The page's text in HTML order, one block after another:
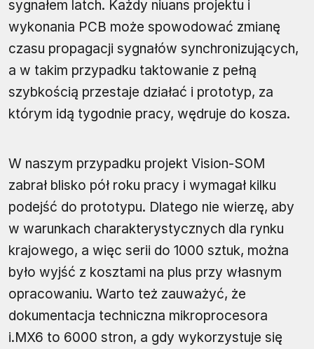
sygnałem latch. Każdy niuans projektu i
wykonania PCB może spowodować zmianę
czasu propagacji sygnałów synchronizujących,
a w takim przypadku taktowanie z pełną
szybkością przestaje działać i prototyp, za
którym idą tygodnie pracy, wędruje do kosza.
W naszym przypadku projekt Vision-SOM
zabrał blisko pół roku pracy i wymagał kilku
podejść do prototypu. Dlatego nie wierzę, aby
w warunkach charakterystycznych dla rynku
krajowego, a więc serii do 1000 sztuk, można
było wyjść z kosztami na plus przy własnym
opracowaniu. Warto też zauważyć, że
dokumentacja techniczna mikroprocesora
i.MX6 to 6000 stron, a gdy wykorzystuje się